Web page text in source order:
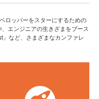
ロッパーをスターにするための
エンジニアの生きざまをブース
など、さまざまなカンファレ